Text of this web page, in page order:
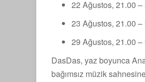
22 Ağustos, 21.00
23 Ağustos, 21.00
29 Ağustos, 21.00
DasDas, yaz boyunca
bağımsız müzik